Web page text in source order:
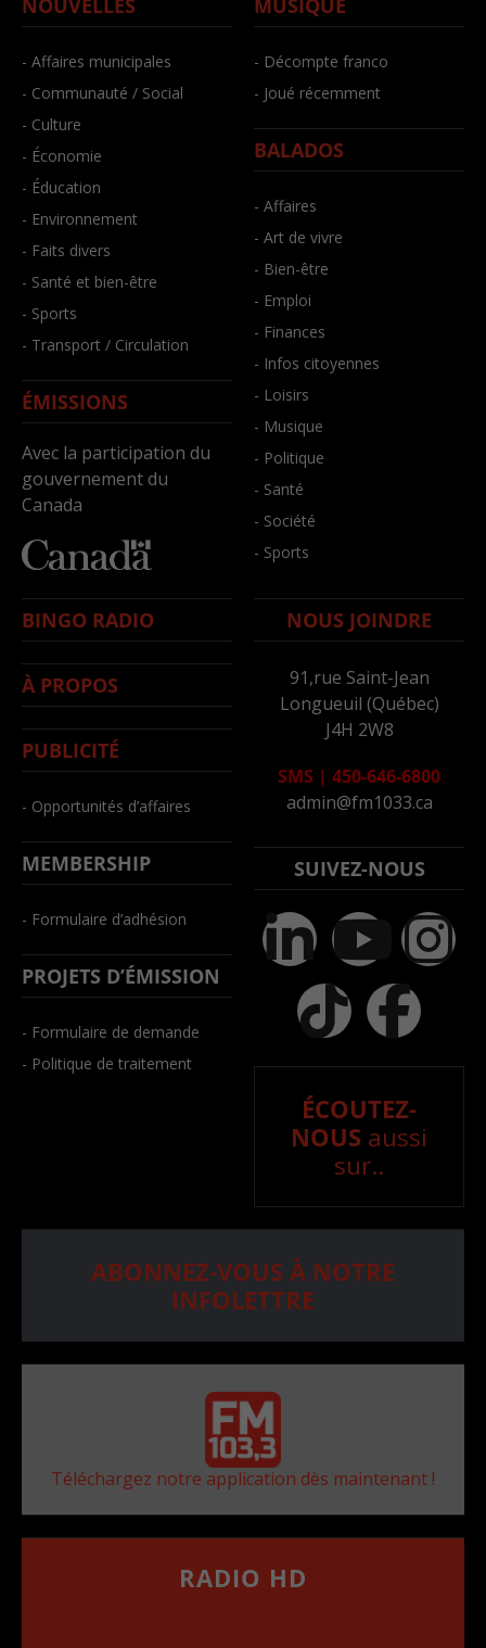
- Affaires municipales
- Communauté / Social
- Culture
- Économie
- Éducation
- Environnement
- Faits divers
- Santé et bien-être
- Sports
- Transport / Circulation
ÉMISSIONS
Avec la participation du
gouvernement du
Canada
- Décompte franco
- Joué récemment
BALADOS
- Affaires
- Art de vivre
- Bien-être
- Emploi
- Finances
- Infos citoyennes
- Loisirs
- Musique
- Politique
- Santé
- Société
- Sports
BINGO RADIO
À PROPOS
PUBLICITÉ
- Opportunités d’affaires
MEMBERSHIP
- Formulaire d’adhésion
PROJETS D’ÉMISSION
- Formulaire de demande
- Politique de traitement
NOUS JOINDRE
91,rue Saint-Jean
Longueuil (Québec)
J4H 2W8
SMS | 450-646-6800
admin@fm1033.ca
SUIVEZ-NOUS
ÉCOUTEZ-
NOUS aussi
sur..
ABONNEZ-VOUS À NOTRE
INFOLETTRE
Téléchargez notre application dès maintenant !
RADIO HD